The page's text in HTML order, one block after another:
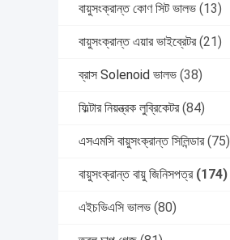
বায়ুসংক্রান্ত কোণ সিট ভালভ (13)
বায়ুসংক্রান্ত এয়ার ভাইব্রেটর (21)
ব্রাস Solenoid ভালভ (38)
ফিল্টার নিয়ন্ত্রক লুব্রিকেটর (84)
এসএমসি বায়ুসংক্রান্ত সিলিন্ডার (75)
বায়ুসংক্রান্ত বায়ু জিনিসপত্র (174)
এইচভিএসি ভালভ (80)